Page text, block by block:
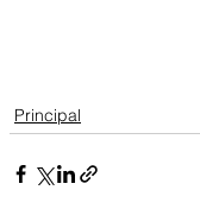
Principal